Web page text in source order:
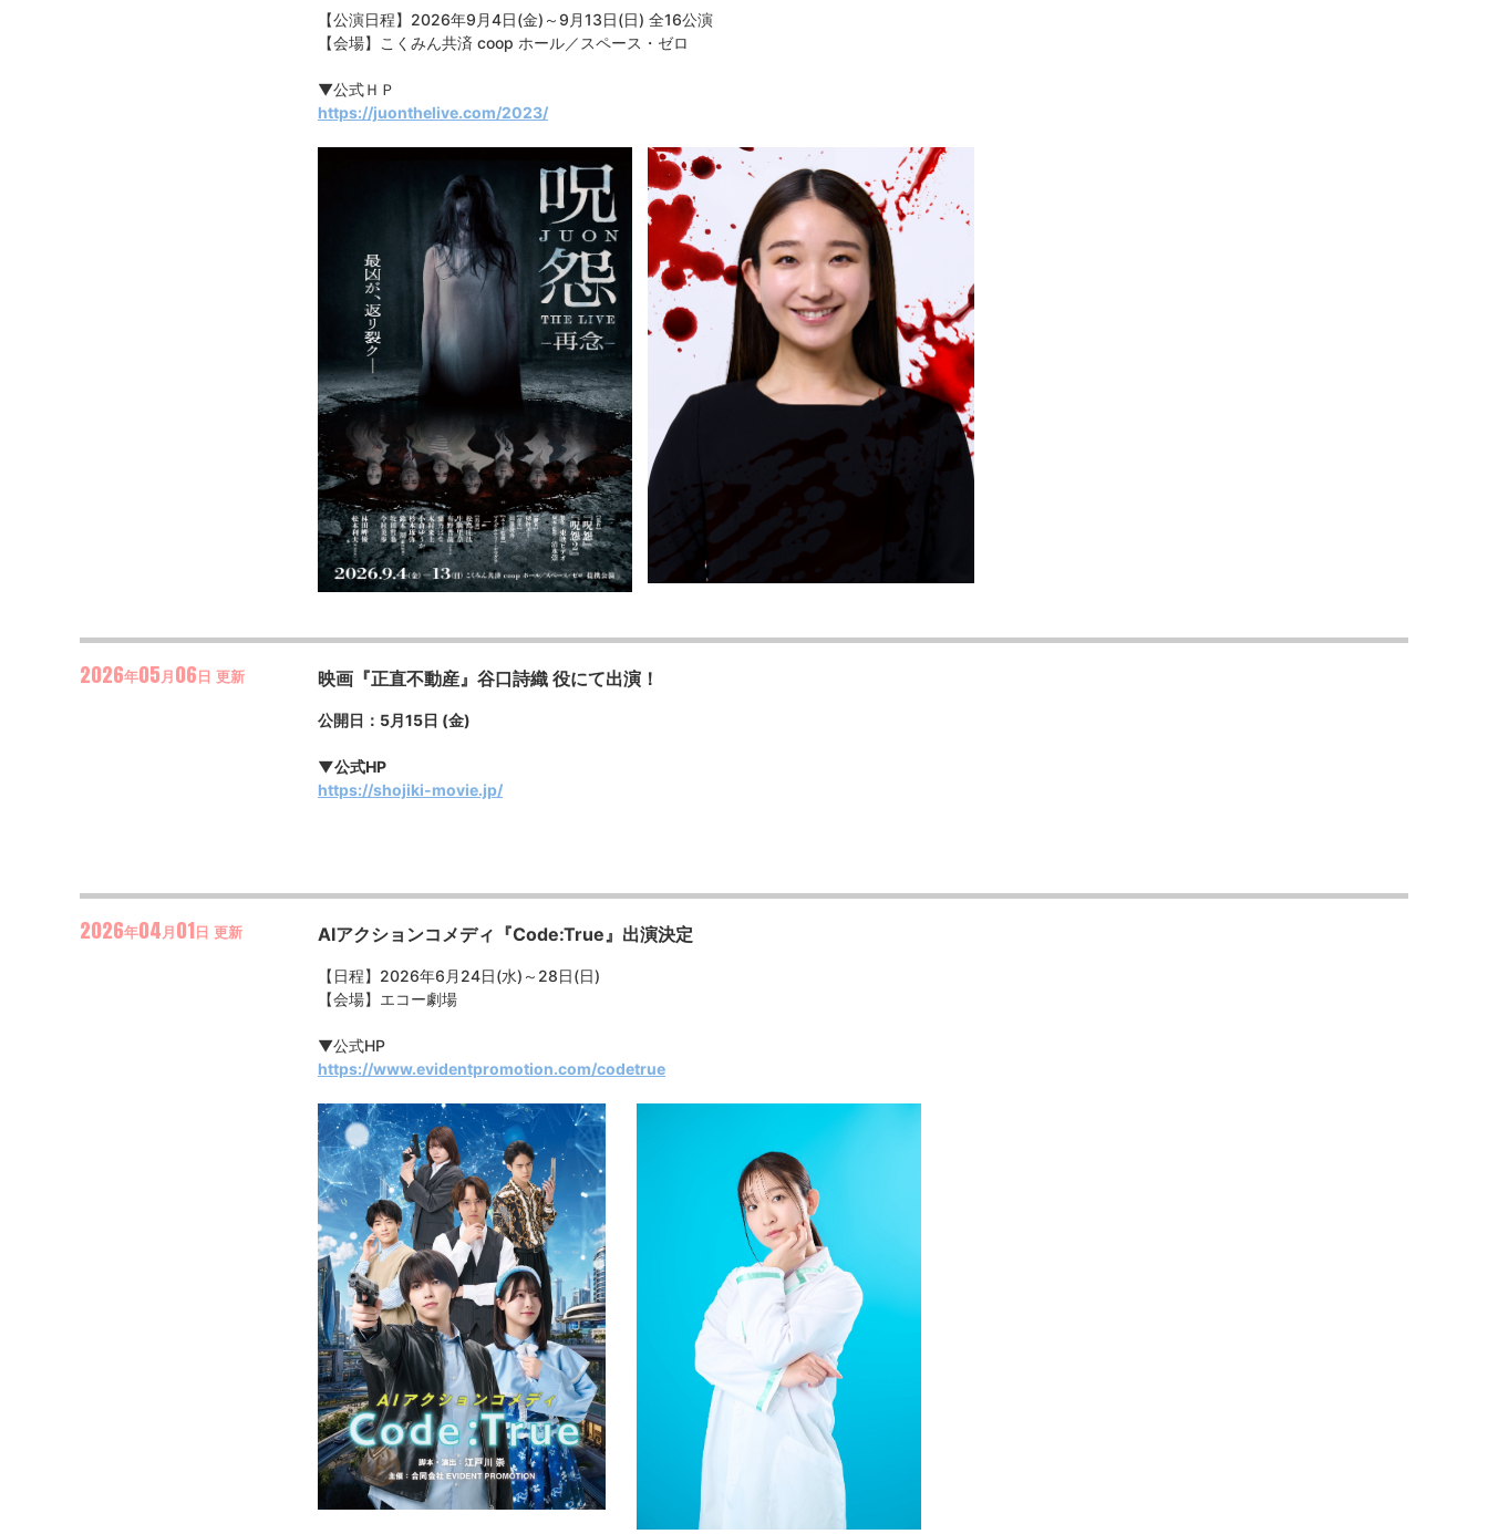
【公演日程】2026年9月4日(金)～9月13日(日) 全16公演
【会場】こくみん共済 coop ホール／スペース・ゼロ
▼公式ＨＰ
https://juonthelive.com/2023/
2026年05月06日 更新 映画『正直不動産』谷口詩織 役にて出演！
公開日：5月15日 (金)
▼公式HP
https://shojiki-movie.jp/
2026年04月01日 更新 AIアクションコメディ『Code:True』出演決定
【日程】2026年6月24日(水)～28日(日)
【会場】エコー劇場
▼公式HP
https://www.evidentpromotion.com/codetrue